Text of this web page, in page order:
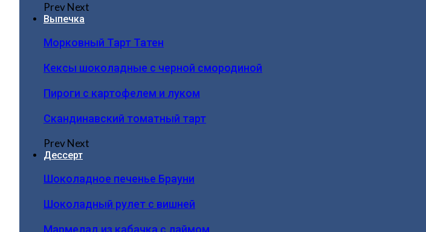
PrevNext
Выпечка
Морковный Тарт Татен
Кексы шоколадные с черной смородиной
Пироги c картофелем и луком
Скандинавский томатный тарт
PrevNext
Дессерт
Шоколадное печенье Брауни
Шоколадный рулет с вишней
Мармелад из кабачка с лаймом